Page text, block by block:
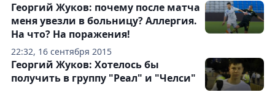
22:32, 16 сентября 2015
Георгий Жуков: почему после матча
меня увезли в больницу? Аллергия.
На что? На поражения!
Георгий Жуков: Хотелось бы
получить в группу "Реал" и "Челси"